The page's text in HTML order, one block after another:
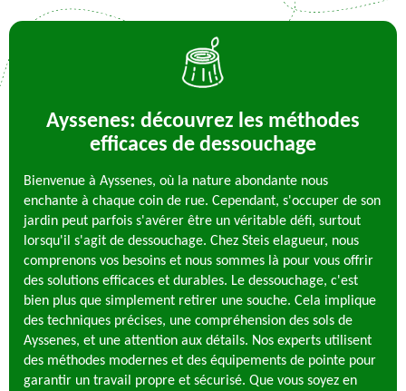
Ayssenes: découvrez les méthodes
efficaces de dessouchage
Bienvenue à Ayssenes, où la nature abondante nous
enchante à chaque coin de rue. Cependant, s'occuper de son
jardin peut parfois s'avérer être un véritable défi, surtout
lorsqu'il s'agit de dessouchage. Chez Steis elagueur, nous
comprenons vos besoins et nous sommes là pour vous offrir
des solutions efficaces et durables. Le dessouchage, c'est
bien plus que simplement retirer une souche. Cela implique
des techniques précises, une compréhension des sols de
Ayssenes, et une attention aux détails. Nos experts utilisent
des méthodes modernes et des équipements de pointe pour
garantir un travail propre et sécurisé. Que vous soyez en